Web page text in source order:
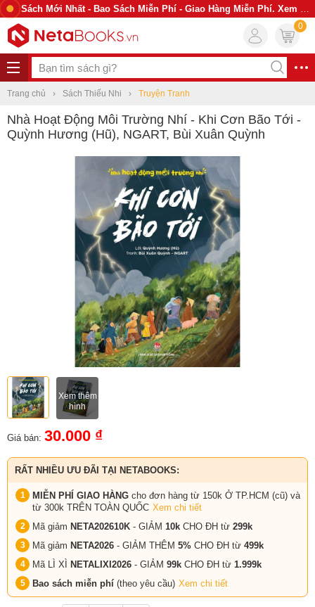
Sách Mới Nhất - Bao Sách Miễn Phí - Giao Hàng Miễn Phí. Xem Ngay
0
Trang chủ Sách Thiếu Nhi Truyện Tranh
Nhà Hoạt Động Môi Trường Nhí - Khi Cơn Bão Tới -
Quỳnh Hương (Hũ), NGART, Bùi Xuân Quỳnh
Xem thêm
hình
Giá bán: 30.000 ₫
RẤT NHIỀU ƯU ĐÃI TẠI NETABOOKS:
MIỄN PHÍ GIAO HÀNG cho đơn hàng từ 150k Ở TP.HCM (cũ) và
từ 300k TRÊN TOÀN QUỐC Xem chi tiết
Mã giảm NETA202610K - GIẢM 10k CHO ĐH từ 299k
Mã giảm NETA2026 - GIẢM THÊM 5% CHO ĐH từ 499k
Mã LÌ XÌ NETALIXI2026 - GIẢM 99k CHO ĐH từ 1.999k
Bao sách miễn phí (theo yêu cầu) Xem chi tiết